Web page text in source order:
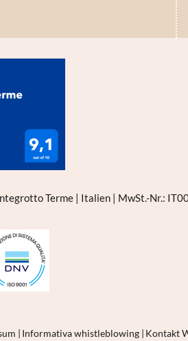
Terme | Italien | MwSt.-Nr.:
| Informativa whistleblowing | Kontakt